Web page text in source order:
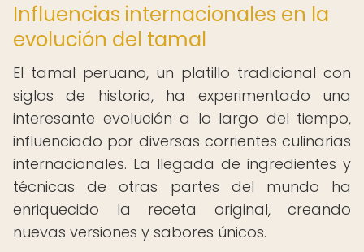
Influencias internacionales en la
evolución del tamal
El tamal peruano, un platillo tradicional con
siglos de historia, ha experimentado una
interesante evolución a lo largo del tiempo,
influenciado por diversas corrientes culinarias
internacionales. La llegada de ingredientes y
técnicas de otras partes del mundo ha
enriquecido la receta original, creando
nuevas versiones y sabores únicos.